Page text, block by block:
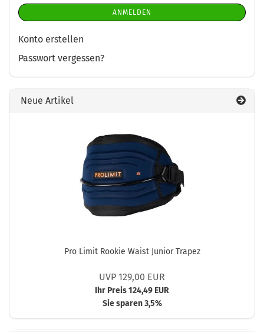
ANMELDEN
Konto erstellen
Passwort vergessen?
Neue Artikel
Pro Limit Rookie Waist Junior Trapez
UVP 129,00 EUR
Ihr Preis 124,49 EUR
Sie sparen 3,5%